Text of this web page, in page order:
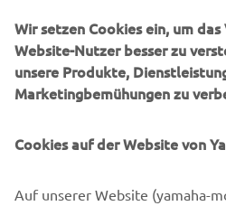
Boot 2023 und freu dich auf
C90.2 in der Halle 3.
Wir setzen Cookies ein, um
Website-Nutzer besser zu
unsere Produkte,
Marketingbemühungen zu
Cookies auf der Website von
Auf unserer Website (yamaha-